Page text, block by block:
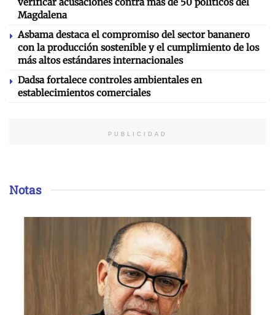
Magdalena
Asbama destaca el compromiso del sector bananero
con la producción sostenible y el cumplimiento de los
más altos estándares internacionales
Dadsa fortalece controles ambientales en
establecimientos comerciales
PUBLICIDAD
Notas